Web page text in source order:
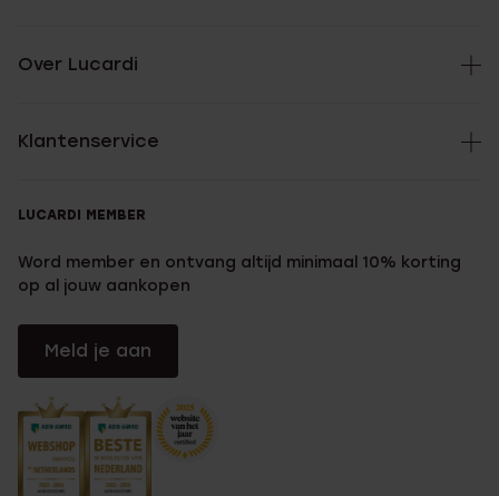
Over Lucardi
Klantenservice
LUCARDI MEMBER
Word member en ontvang altijd minimaal 10% korting
op al jouw aankopen
Meld je aan